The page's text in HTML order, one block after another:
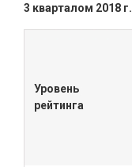
3 кварталом 2018 г.
Уровень
рейтинга